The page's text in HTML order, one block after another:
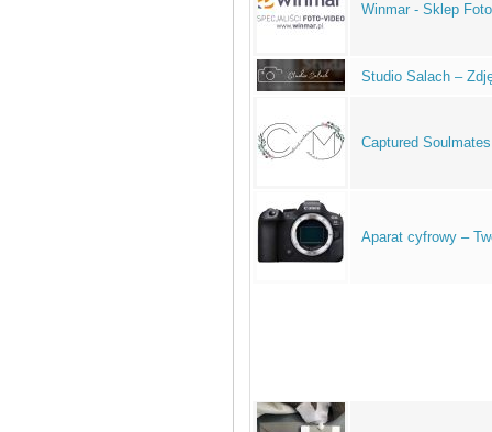
Winmar - Sklep
Studio Salach –
Captured Soulmates
Aparat cyfrowy –